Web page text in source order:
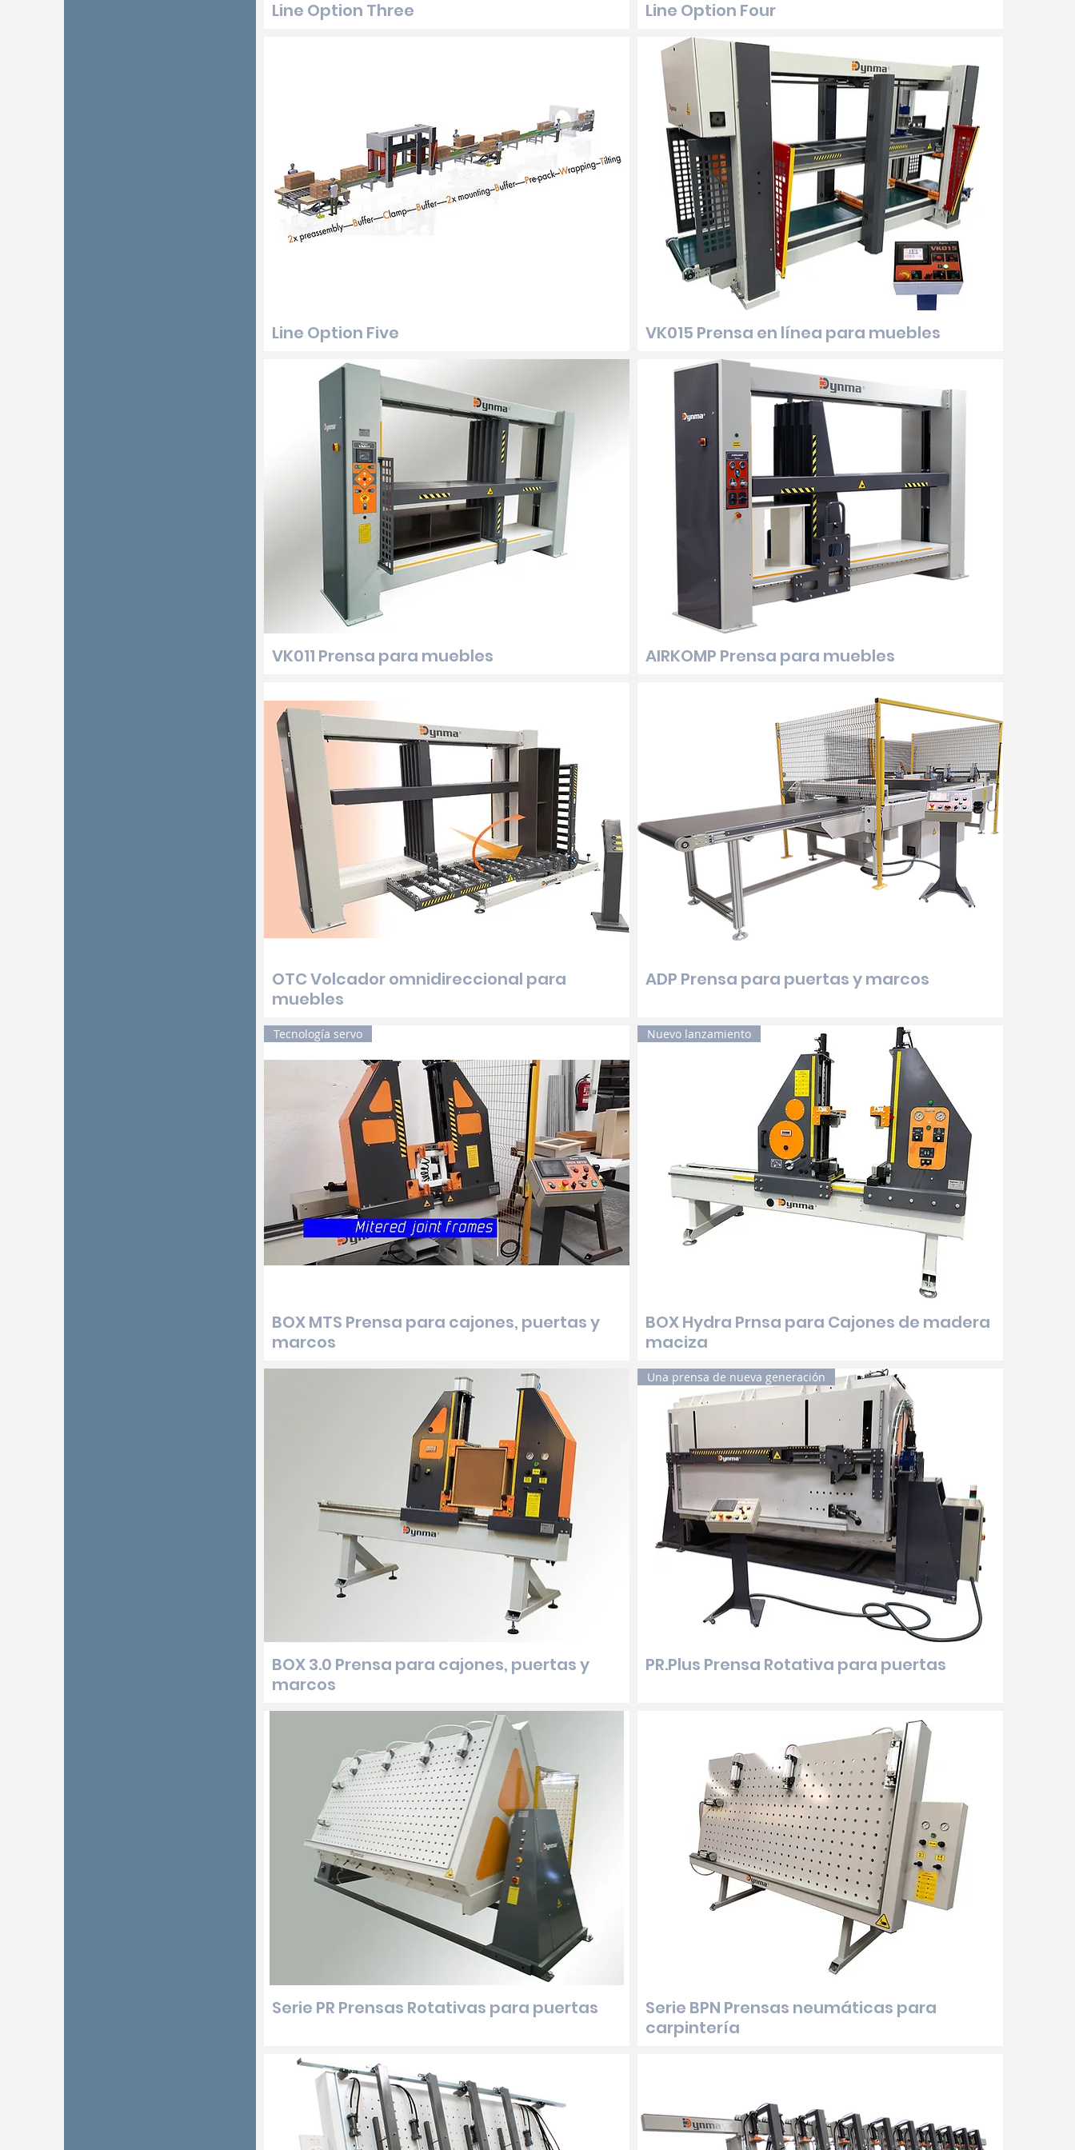
Line Option Three Line Option Four
Line Option Five VK015 Prensa en línea para muebles
VK011 Prensa para muebles AIRKOMP Prensa para muebles
OTC Volcador omnidireccional para
muebles
ADP Prensa para puertas y marcos
Tecnología servo
BOX MTS Prensa para cajones, puertas y
marcos
Nuevo lanzamiento
BOX Hydra Prnsa para Cajones de madera
maciza
BOX 3.0 Prensa para cajones, puertas y
marcos
Una prensa de nueva generación
PR.Plus Prensa Rotativa para puertas
Serie PR Prensas Rotativas para puertas
Serie BPN Prensas neumáticas para
carpintería